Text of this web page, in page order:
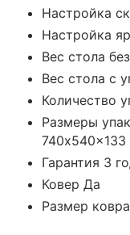
Настройка
Настройка
Вес стола
Вес стола с
Количество
Размеры
740x540x133
Гарантия 3
Ковер Да
Размер